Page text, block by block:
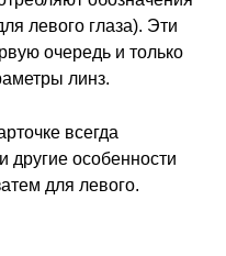
левого глаза). Эти
очередь и только
линз.
всегда
другие особенности
для левого.